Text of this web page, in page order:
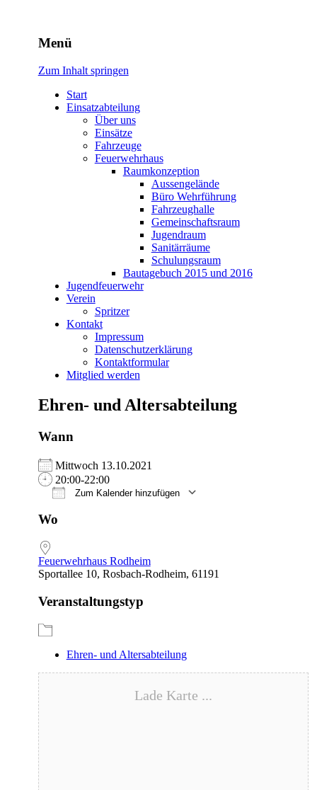
Freiwillige Feuerwehr
Rodheim v.d.H.
Menü
Zum Inhalt springen
Start
Einsatzabteilung
Über uns
Einsätze
Fahrzeuge
Feuerwehrhaus
Raumkonzeption
Aussengelände
Büro Wehrführung
Fahrzeughalle
Gemeinschaftsraum
Jugendraum
Sanitärräume
Schulungsraum
Bautagebuch 2015 und 2016
Jugendfeuerwehr
Verein
Spritzer
Kontakt
Impressum
Datenschutzerklärung
Kontaktformular
Mitglied werden
Ehren- und Altersabteilung
Wann
Mittwoch 13.10.2021
20:00-22:00
Zum Kalender hinzufügen
Wo
Feuerwehrhaus Rodheim
Sportallee 10, Rosbach-Rodheim, 61191
Veranstaltungstyp
Ehren- und Altersabteilung
Lade Karte ...